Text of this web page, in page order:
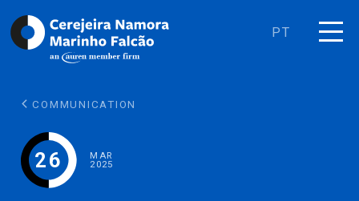
PT
COMMUNICATION
26 MAR
2025